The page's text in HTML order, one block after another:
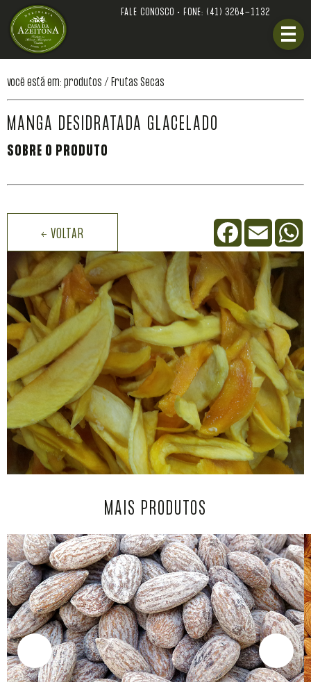
FALE CONOSCO • FONE: (41) 3264-1132
você está em: produtos / Frutas Secas
MANGA DESIDRATADA GLACELADO
SOBRE O PRODUTO
← VOLTAR
FacebookEmail
MAIS PRODUTOS